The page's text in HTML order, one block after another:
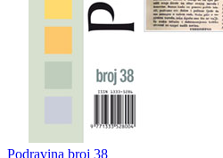
Podravina broj 38